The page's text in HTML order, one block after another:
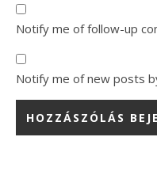
Notify me of follow-up
Notify me of new posts